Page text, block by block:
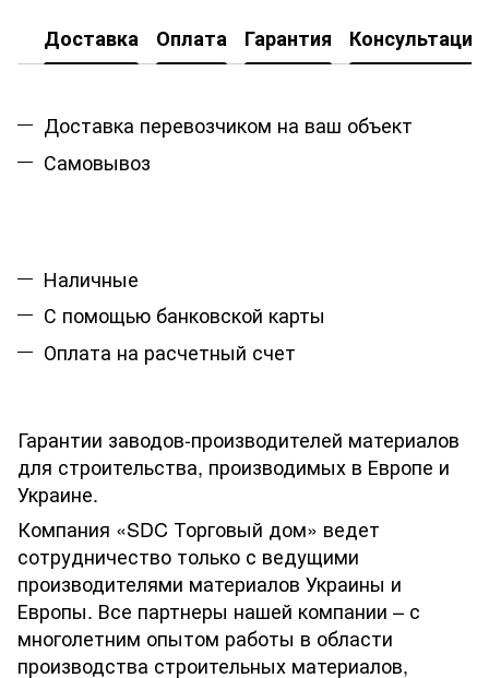
Доставка Оплата Гарантия Консультация
Доставка перевозчиком на ваш объект
Самовывоз
Наличные
С помощью банковской карты
Оплата на расчетный счет
Гарантии заводов-производителей материалов
для строительства, производимых в Европе и
Украине.
Компания «SDC Торговый дом» ведет
сотрудничество только с ведущими
производителями материалов Украины и
Европы. Все партнеры нашей компании – с
многолетним опытом работы в области
производства строительных материалов,